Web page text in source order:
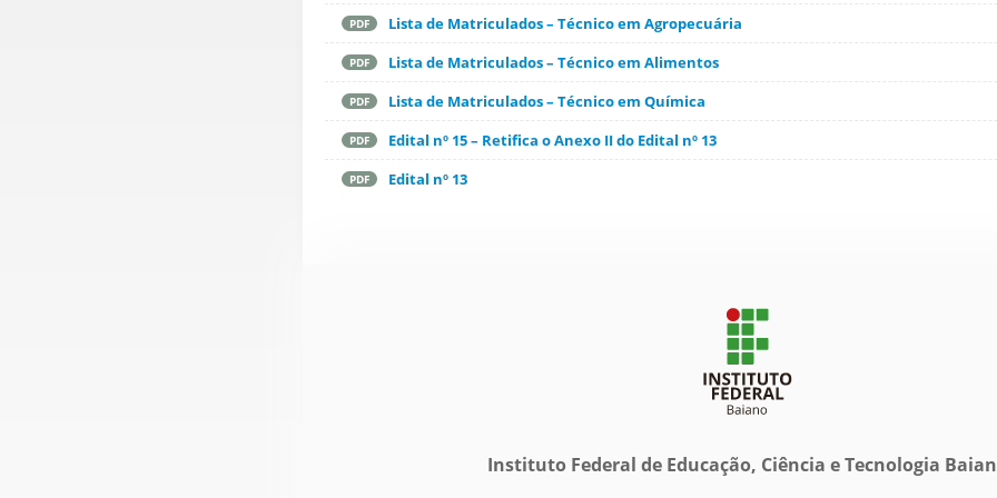
PDF Lista de Matriculados – Técnico em Agropecuária
PDF Lista de Matriculados – Técnico em Alimentos
PDF Lista de Matriculados – Técnico em Química
PDF Edital nº 15 – Retifica o Anexo II do Edital nº 13
PDF Edital nº 13
Instituto Federal de Educação, Ciência e Tecnologia